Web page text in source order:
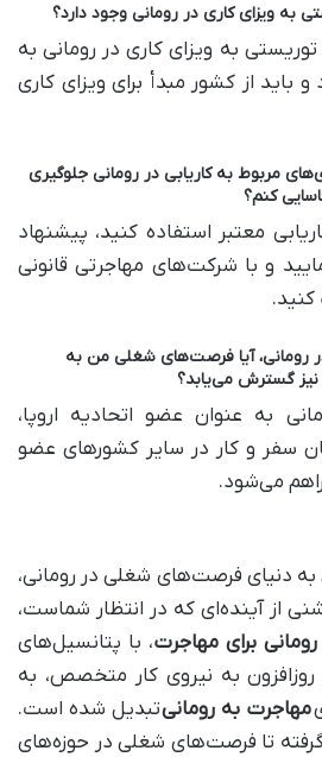
به ویزای کاری در رومانی وجود دارد؟
به ویزای کاری در رومانی به
باید از کشور مبدأ برای ویزای کاری
مربوط به کاریابی در رومانی جلوگیری
کنم؟
معتبر استفاده کنید، پیشنهاد
و با شرکت‌های مهاجرتی قانونی
رومانی، آیا فرصت‌های شغلی من به
نیز گسترش می‌یابد؟
به عنوان عضو اتحادیه اروپا،
سفر و کار در سایر کشورهای عضو
می‌شود.
به دنیای فرصت‌های شغلی در رومانی،
از آینده‌ای که در انتظار شماست،
برای مهاجرت، با پتانسیل‌های
روزافزون به نیروی کار متخصص، به
مهاجرت به رومانیتبدیل شده است.
تا فرصت‌های شغلی در حوزه‌های